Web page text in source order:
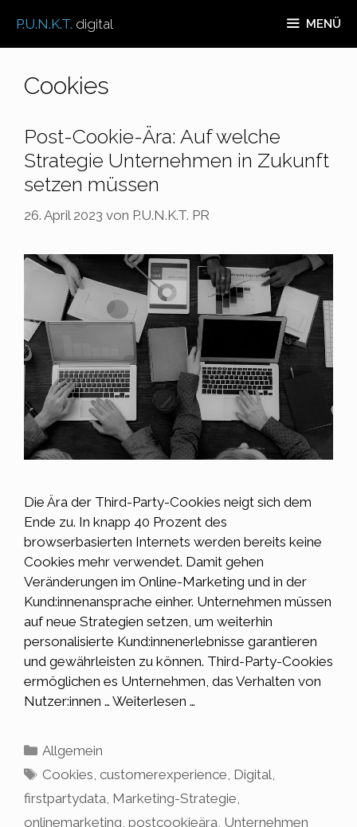
Inhalt
springen
P.U.N.K.T. digital MENÜ
Cookies
Post-Cookie-Ära: Auf welche
Strategie Unternehmen in Zukunft
setzen müssen
26. April 2023 von P.U.N.K.T. PR
Die Ära der Third-Party-Cookies neigt sich dem
Ende zu. In knapp 40 Prozent des
browserbasierten Internets werden bereits keine
Cookies mehr verwendet. Damit gehen
Veränderungen im Online-Marketing und in der
Kund:innenansprache einher. Unternehmen müssen
auf neue Strategien setzen, um weiterhin
personalisierte Kund:innenerlebnisse garantieren
und gewährleisten zu können. Third-Party-Cookies
ermöglichen es Unternehmen, das Verhalten von
Nutzer:innen … Weiterlesen …
Kategorien
Allgemein
Schlagwörter
Cookies,customerexperience, Digital,
firstpartydata, Marketing-Strategie,
onlinemarketing, postcookieära, Unternehmen